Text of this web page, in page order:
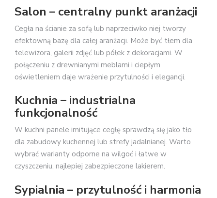
Salon – centralny punkt aranżacji
Cegła na ścianie za sofą lub naprzeciwko niej tworzy
efektowną bazę dla całej aranżacji. Może być tłem dla
telewizora, galerii zdjęć lub półek z dekoracjami. W
połączeniu z drewnianymi meblami i ciepłym
oświetleniem daje wrażenie przytulności i elegancji.
Kuchnia – industrialna
funkcjonalność
W kuchni panele imitujące cegłę sprawdzą się jako tło
dla zabudowy kuchennej lub strefy jadalnianej. Warto
wybrać warianty odporne na wilgoć i łatwe w
czyszczeniu, najlepiej zabezpieczone lakierem.
Sypialnia – przytulność i harmonia